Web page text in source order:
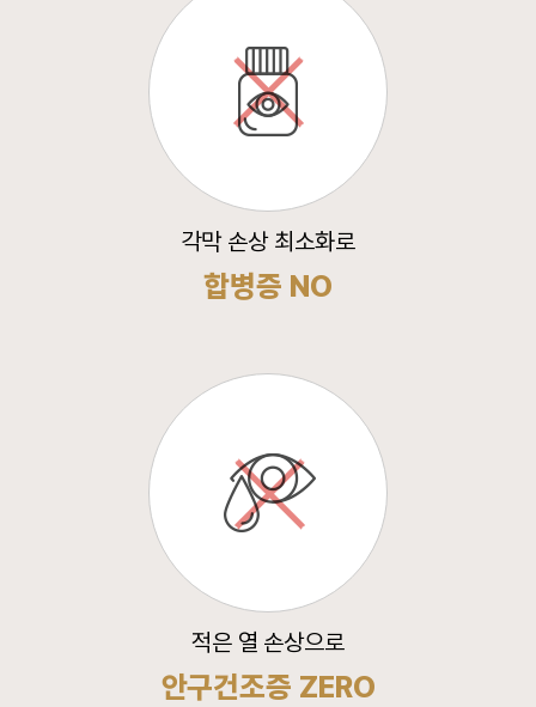
각막 손상 최소화로
합병증 NO
적은 열 손상으로
안구건조증 ZERO